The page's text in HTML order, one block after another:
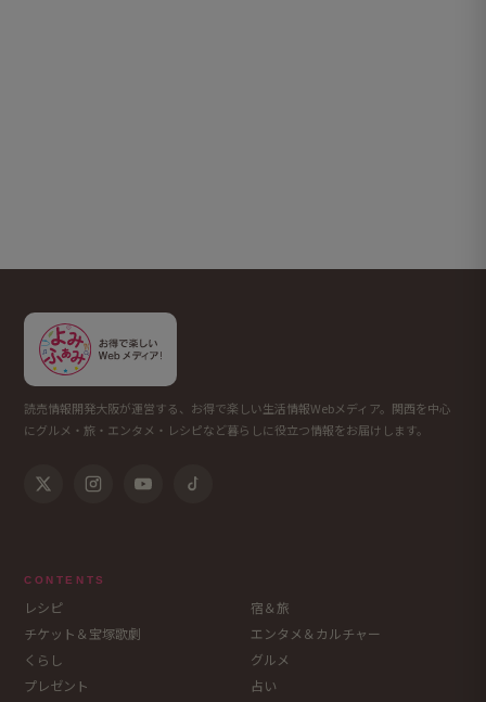
読売情報開発大阪が運営する、お得で楽しい生活情報Webメディア。関西を中心
にグルメ・旅・エンタメ・レシピなど暮らしに役立つ情報をお届けします。
CONTENTS
レシピ
宿＆旅
チケット＆宝塚歌劇
エンタメ＆カルチャー
くらし
グルメ
プレゼント
占い